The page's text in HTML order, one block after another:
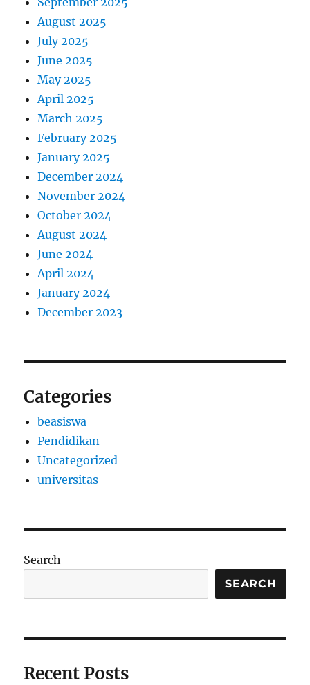
August 2025
July 2025
June 2025
May 2025
April 2025
March 2025
February 2025
January 2025
December 2024
November 2024
October 2024
August 2024
June 2024
April 2024
January 2024
December 2023
Categories
beasiswa
Pendidikan
Uncategorized
universitas
Search
SEARCH
Recent Posts